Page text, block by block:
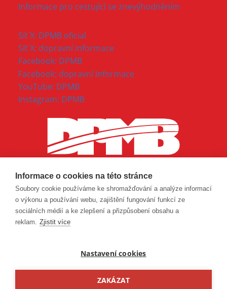
Informace pro cestující se znevýhodněním
Síť X: DPMB oficial
Síť X: dopravní informace
Facebook: DPMB
Facebook: dopravní informace
YouTube: DPMB
Instagram: DPMB
Informace o cookies na této stránce
Soubory cookie používáme ke shromažďování a analýze informací
o výkonu a používání webu, zajištění fungování funkcí ze
sociálních médií a ke zlepšení a přizpůsobení obsahu a
reklam. Zjistit více
Nastavení cookies
ZAKÁZAT